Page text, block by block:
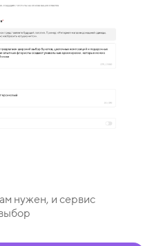
нужен, и сервис